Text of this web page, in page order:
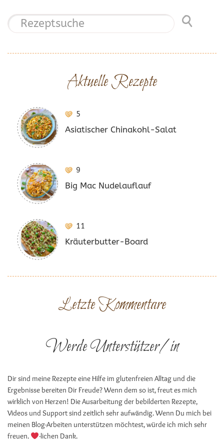
Aktuelle Rezepte
5
Asiatischer Chinakohl-Salat
9
Big Mac Nudelauflauf
11
Kräuterbutter-Board
Letzte Kommentare
Werde Unterstützer/in
Dir sind meine Rezepte eine Hilfe im glutenfreien Alltag und die
Ergebnisse bereiten Dir Freude? Wenn dem so ist, freut es mich
wirklich von Herzen! Die Ausarbeitung der bebilderten Rezepte,
Videos und Support sind zeitlich sehr aufwändig. Wenn Du mich bei
meinen Blog-Arbeiten unterstützen möchtest, würde ich mich sehr
freuen.
-lichen Dank.